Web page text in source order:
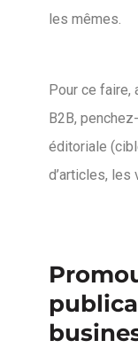
les mêmes.
Pour ce faire,
B2B,
éditoriale
d’articles, les